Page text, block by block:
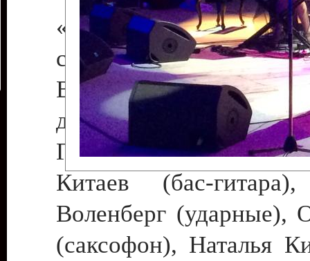
«С джазом по
сердце!»
В программе
джазовые музыканты
Галина Деде
Китаев (бас-
Воленберг (ударные),
(саксофон), Наталья